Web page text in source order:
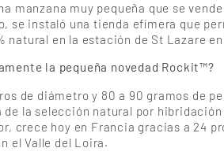
manzana muy pequeña que se
se instaló una tienda efímera que
natural en la estación de St Lazare en
la pequeña novedad Rockit™?
de diámetro y 80 a 90 gramos de
de la selección natural por
crece hoy en Francia gracias a 24
el Valle del Loira.